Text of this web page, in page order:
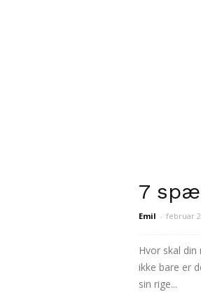
7
Emil - februar
Hvor skal
ikke bare er
sin rige...